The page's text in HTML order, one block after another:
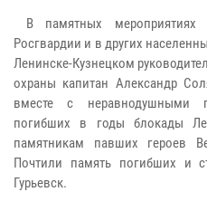
В памятных мероприятиях
Росгвардии и в других
Ленинске-Кузнецком
охраны капитан Александр
вместе с неравнодушными
погибших в годы блокады
памятникам павших героев
Почтили память погибших и
Гурьевск.